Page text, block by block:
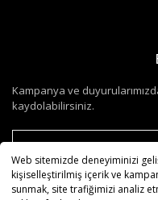
Web sitemizde deneyiminizi
kişiselleştirilmiş içerik ve
sunmak, site trafiğimizi analiz
Kampanya ve
kaydolabilirsiniz.